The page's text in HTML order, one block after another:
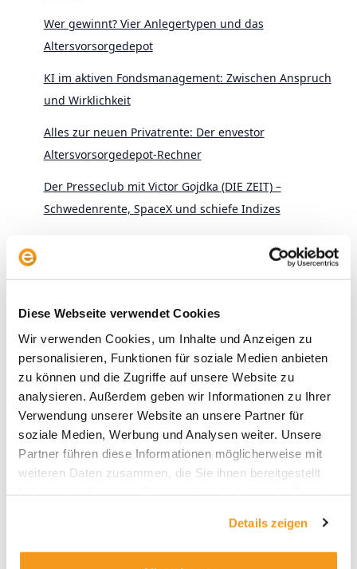
Diese Webseite verwendet Cookies
Wir verwenden Cookies, um Inhalte und Anzeigen zu
personalisieren, Funktionen für soziale Medien anbieten
zu können und die Zugriffe auf unsere Website zu
analysieren. Außerdem geben wir Informationen zu Ihrer
Verwendung unserer Website an unsere Partner für
soziale Medien, Werbung und Analysen weiter. Unsere
Partner führen diese Informationen möglicherweise mit
weiteren Daten zusammen, die Sie ihnen bereitgestellt
Details zeigen
Wer gewinnt? Vier Anlegertypen und das
Altersvorsorgedepot
KI im aktiven Fondsmanagement: Zwischen Anspruch
und Wirklichkeit
Alles zur neuen Privatrente: Der envestor
Altersvorsorgedepot-Rechner
Der Presseclub mit Victor Gojdka (DIE ZEIT) –
Schwedenrente, SpaceX und schiefe Indizes
Archive
2026
2025
2024
2023
2022
2019